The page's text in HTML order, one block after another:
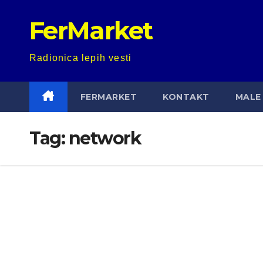
FerMarket
Radionica lepih vesti
FERMARKET KONTAKT MALE
Tag: network